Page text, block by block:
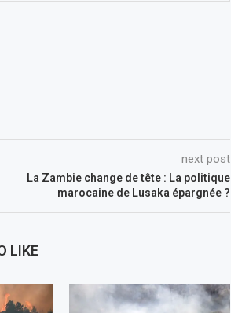
next post
La Zambie change de tête : La politique
marocaine de Lusaka épargnée ?
LIKE